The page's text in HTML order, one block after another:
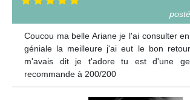
Coucou ma belle Ariane je l'ai consulter
géniale la meilleure j'ai eut le bon
m'avais dit je t'adore tu est d'une
recommande à 200/200